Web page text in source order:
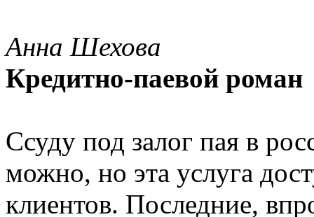
Анна Шехова
Кредитно-паевой роман
Ссуду под залог пая в
можно, но эта услуга
клиентов. Последние,